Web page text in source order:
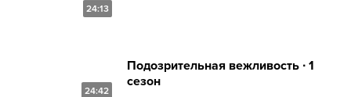
24:13
24:42
Подозрительная вежливость ∙ 1
сезон